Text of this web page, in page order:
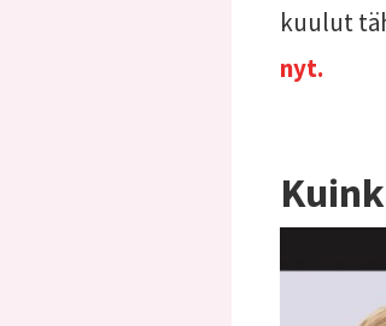
kuulut
nyt.